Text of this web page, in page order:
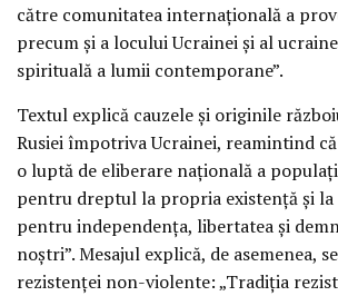
către comunitatea internațională a
precum și a locului Ucrainei și al
spirituală a lumii contemporane”.
Textul explică cauzele și originile
Rusiei împotriva Ucrainei, reamintind
o luptă de eliberare națională a
pentru dreptul la propria existență și
pentru independența, libertatea și
noștri”. Mesajul explică, de asemenea,
rezistenței non-violente: „Tradiția